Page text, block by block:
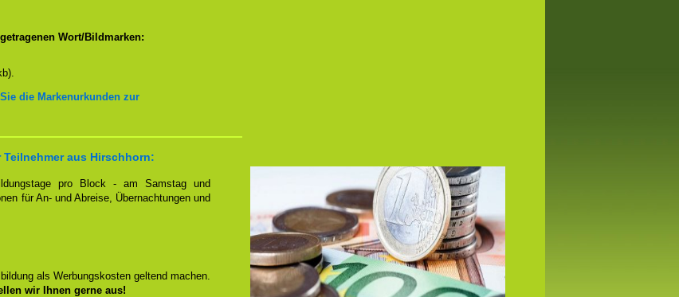
Wort/Bildmarken:
die Markenurkunden zur
aus Hirschhorn:
pro Block - am Samstag und
für An- und Abreise, Übernachtungen und
als Werbungskosten geltend machen.
wir Ihnen gerne aus!